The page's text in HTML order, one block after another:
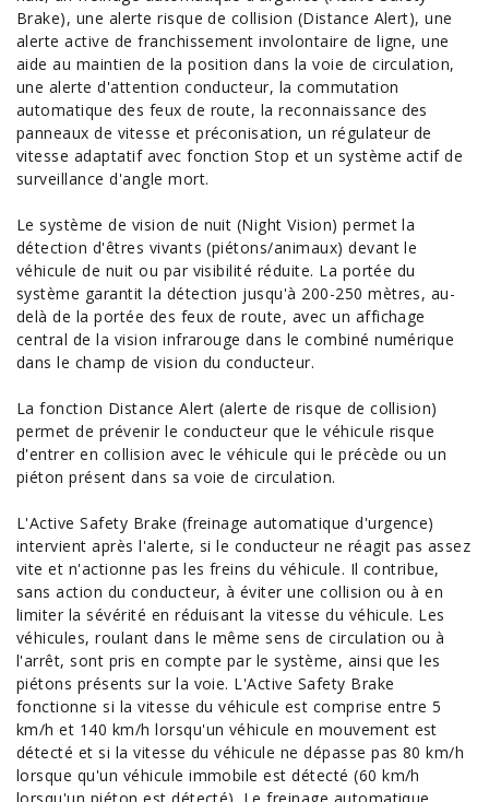
Brake), une alerte risque de collision (Distance Alert), une
alerte active de franchissement involontaire de ligne, une
aide au maintien de la position dans la voie de circulation,
une alerte d'attention conducteur, la commutation
automatique des feux de route, la reconnaissance des
panneaux de vitesse et préconisation, un régulateur de
vitesse adaptatif avec fonction Stop et un système actif de
surveillance d'angle mort.
Le système de vision de nuit (Night Vision) permet la
détection d'êtres vivants (piétons/animaux) devant le
véhicule de nuit ou par visibilité réduite. La portée du
système garantit la détection jusqu'à 200-250 mètres, au-
delà de la portée des feux de route, avec un affichage
central de la vision infrarouge dans le combiné numérique
dans le champ de vision du conducteur.
La fonction Distance Alert (alerte de risque de collision)
permet de prévenir le conducteur que le véhicule risque
d'entrer en collision avec le véhicule qui le précède ou un
piéton présent dans sa voie de circulation.
L'Active Safety Brake (freinage automatique d'urgence)
intervient après l'alerte, si le conducteur ne réagit pas assez
vite et n'actionne pas les freins du véhicule. Il contribue,
sans action du conducteur, à éviter une collision ou à en
limiter la sévérité en réduisant la vitesse du véhicule. Les
véhicules, roulant dans le même sens de circulation ou à
l'arrêt, sont pris en compte par le système, ainsi que les
piétons présents sur la voie. L'Active Safety Brake
fonctionne si la vitesse du véhicule est comprise entre 5
km/h et 140 km/h lorsqu'un véhicule en mouvement est
détecté et si la vitesse du véhicule ne dépasse pas 80 km/h
lorsque qu'un véhicule immobile est détecté (60 km/h